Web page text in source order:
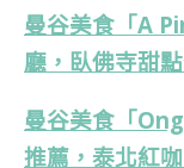
曼谷美食「A
廳，臥佛寺甜
曼谷美食「
推薦，泰北紅